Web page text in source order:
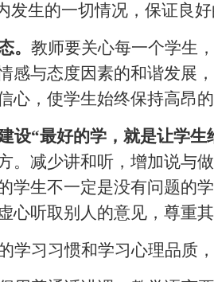
发生的一切情况，保证良好
。 教师要关心每一个学生
感与态度因素的和谐发展
，使学生始终保持高昂的
设“最好的学，就是让学生
。减少讲和听，增加说与
学生不一定是没有问题的
心听取别人的意见，尊重
学习习惯和学习心理品质